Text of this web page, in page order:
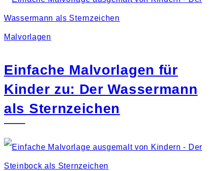
Malvorlagen
Einfache Malvorlagen für
Kinder zu: Der Wassermann
als Sternzeichen